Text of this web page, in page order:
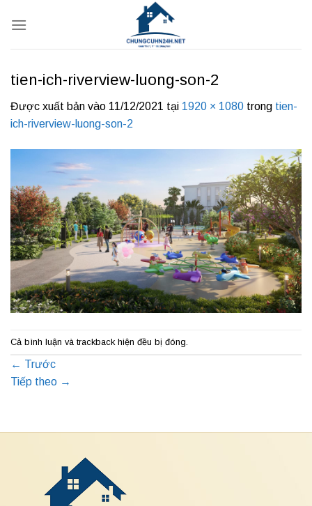
qua
tien-ich-riverview-luong-son-2
Được xuất bản vào 11/12/2021 tại 1920 × 1080 trong tien-
ich-riverview-luong-son-2
Cả bình luận và trackback hiện đều bị đóng.
← Trước
Tiếp theo →